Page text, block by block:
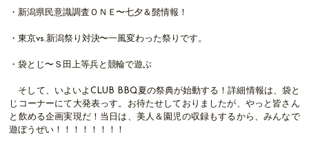
・新潟県民意識調査ＯＮＥ〜七夕＆髭情報！
・東京vs.新潟祭り対決〜一風変わった祭りです。
・袋とじ〜Ｓ田上等兵と競輪で遊ぶ
そして、いよいよCLUB BBQ夏の祭典が始動する！詳細情報は、袋と
じコーナーにて大発表っす。お待たせしておりましたが、やっと皆さん
と飲める企画実現だ！当日は、美人＆園児の収録もするから、みんなで
遊ぼうぜい！！！！！！！！